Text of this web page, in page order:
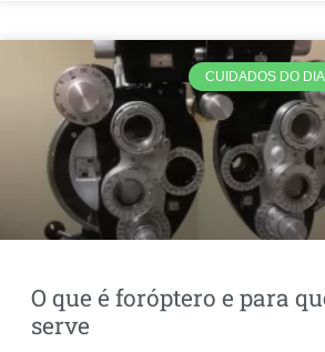
CUIDADOS DO DIA
O que é foróptero e para
serve